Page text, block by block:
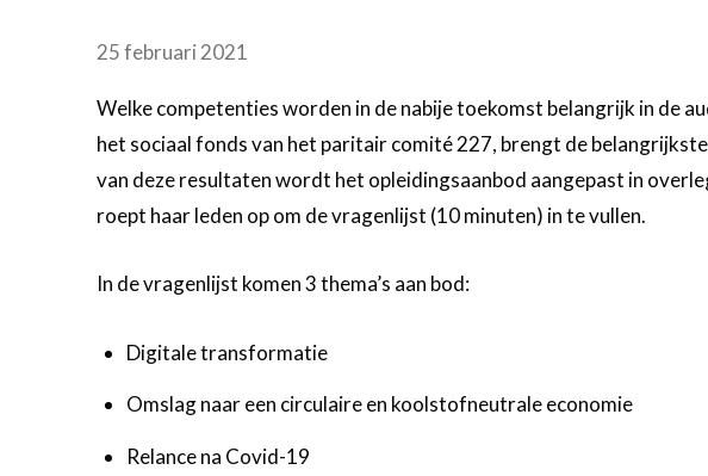
content25 februari 2021
Welke competenties worden in de nabije toekomst belangrijk in de
het sociaal fonds van het paritair comité 227, brengt de
van deze resultaten wordt het opleidingsaanbod aangepast in
roept haar leden op om de vragenlijst (10 minuten) in te vullen.
In de vragenlijst komen 3 thema’s aan bod:
Digitale transformatie
Omslag naar een circulaire en koolstofneutrale economie
Relance na Covid-19